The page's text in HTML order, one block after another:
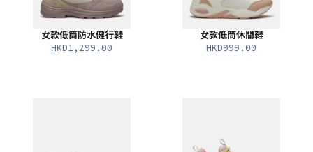
女款低筒防水健行鞋
HKD1,299.00
女款低筒休閒鞋
HKD999.00